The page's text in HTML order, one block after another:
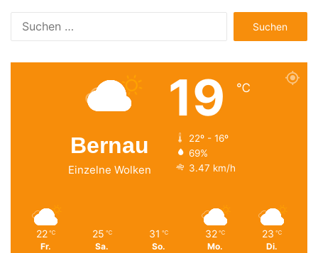
nach:
Bernau
Einzelne Wolken
19 ℃
22º - 16º
69%
3.47 km/h
22 ℃
Fr.
25 ℃
Sa.
31 ℃
So.
32 ℃
Mo.
23 ℃
Di.